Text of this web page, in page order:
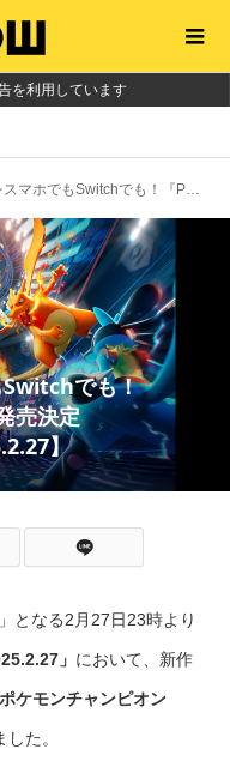
を利用しています
Pokémon Champions』発売決定【Pokémon Presents 2025.2.27】
Switchでも！
売決定
】
となる2月27日23時より
」 において、新作
ポケモンチャンピオン
た。